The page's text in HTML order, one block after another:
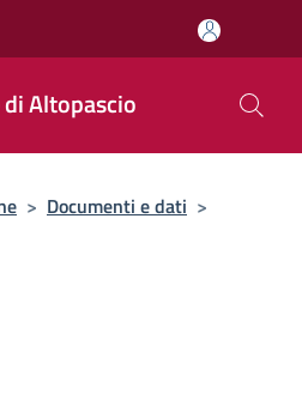
Altopascio
> Documenti e dati >